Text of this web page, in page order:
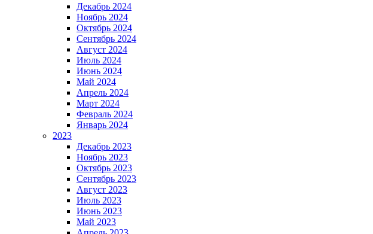
Декабрь 2024
Ноябрь 2024
Октябрь 2024
Сентябрь 2024
Август 2024
Июль 2024
Июнь 2024
Май 2024
Апрель 2024
Март 2024
Февраль 2024
Январь 2024
2023
Декабрь 2023
Ноябрь 2023
Октябрь 2023
Сентябрь 2023
Август 2023
Июль 2023
Июнь 2023
Май 2023